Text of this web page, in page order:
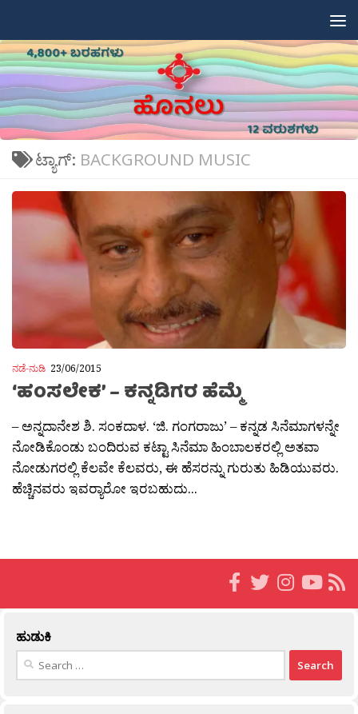
ಟ್ಯಾಗ್: BACKGROUND MUSIC
ನಡೆ-ನುಡಿ 23/06/2015
‘ಹಂಸಲೇಕ’ – ಕನ್ನಡಿಗರ ಹೆಮ್ಮೆ
– ಅನ್ನದಾನೇಶ ಶಿ. ಸಂಕದಾಳ. ‘ಜಿ. ಗಂಗರಾಜು’ – ಕನ್ನಡ ಸಿನೆಮಾಗಳನ್ನೇ
ನೋಡಿಕೊಂಡು ಬಂದಿರುವ ಕಟ್ಟಾ ಸಿನೆಮಾ ಹಿಂಬಾಲಕರಲ್ಲಿ ಅತವಾ
ನೋಡುಗರಲ್ಲಿ ಕೆಲವೇ ಕೆಲವರು, ಈ ಹೆಸರನ್ನು ಗುರುತು ಹಿಡಿಯುವರು.
ಹೆಚ್ಚಿನವರು ಇವರ‍್ಯಾರೋ ಇರಬಹುದು...
ಹುಡುಕಿ
Search